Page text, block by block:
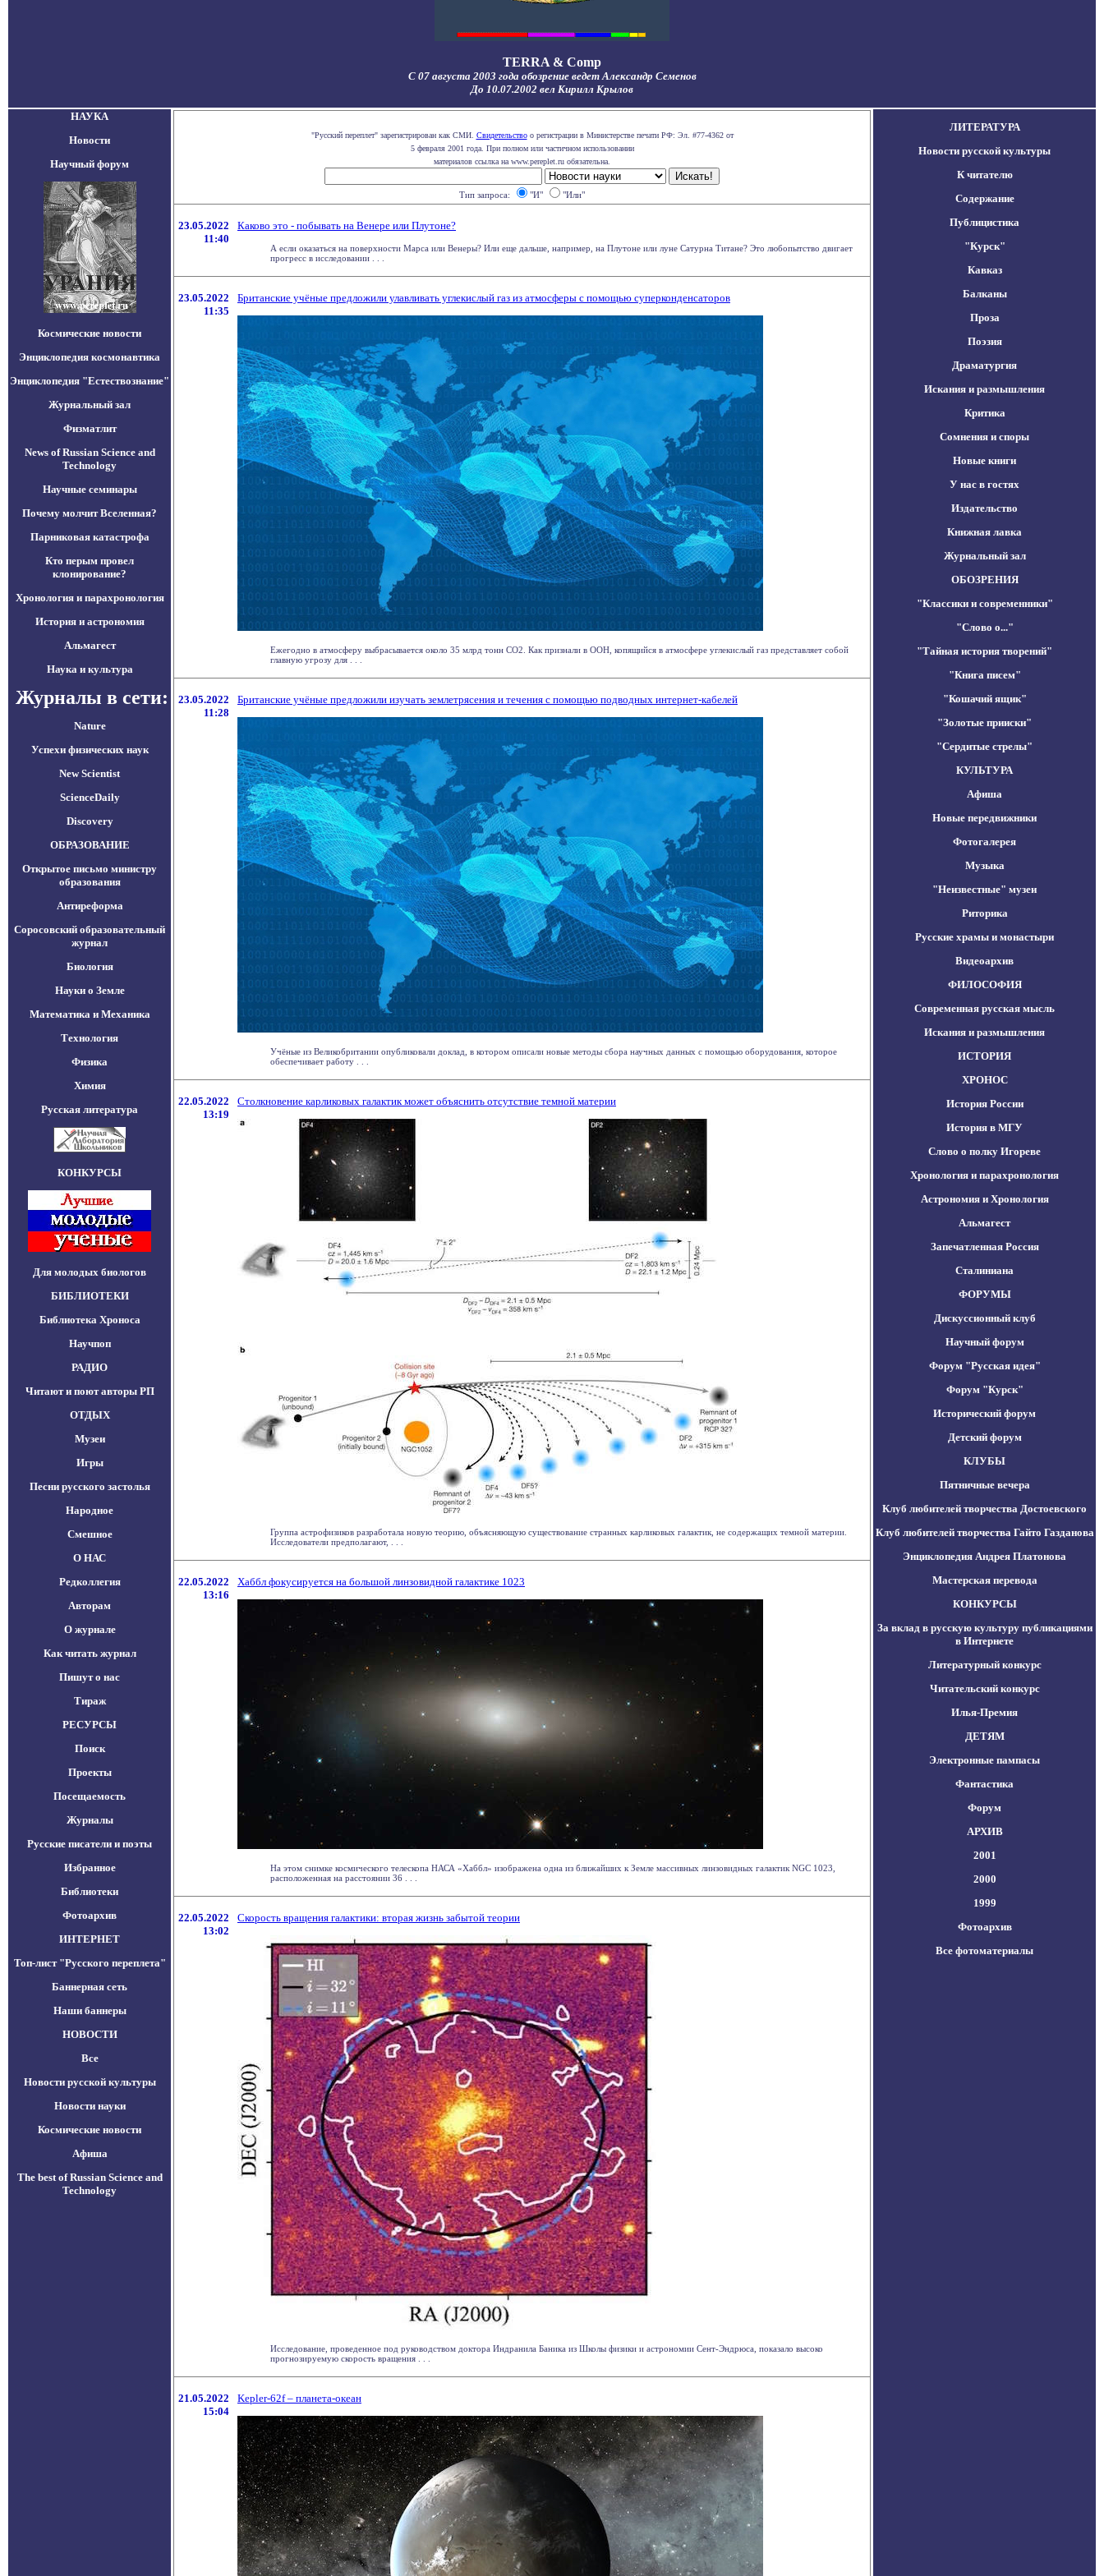
TERRA & Comp
С 07 августа 2003 года обозрение ведет Александр Семенов
До 10.07.2002 вел Кирилл Крылов
НАУКА
Новости
Научный форум
Космические новости
Энциклопедия космонавтика
Энциклопедия "Естествознание"
Журнальный зал
Физматлит
News of Russian Science and
Technology
Научные семинары
Почему молчит Вселенная?
Парниковая катастрофа
Кто перым провел
клонирование?
Хронология и парахронология
История и астрономия
Альмагест
Наука и культура
Журналы в сети:
Nature
Успехи физических наук
New Scientist
ScienceDaily
Discovery
ОБРАЗОВАНИЕ
Открытое письмо министру
образования
Антиреформа
Соросовский образовательный
журнал
Биология
Науки о Земле
Математика и Механика
Технология
Физика
Химия
Русская литература
КОНКУРСЫ
Для молодых биологов
БИБЛИОТЕКИ
Библиотека Хроноса
Научпоп
РАДИО
Читают и поют авторы РП
ОТДЫХ
Музеи
Игры
Песни русского застолья
Народное
Смешное
О НАС
Редколлегия
Авторам
О журнале
Как читать журнал
Пишут о нас
Тираж
РЕСУРСЫ
Поиск
Проекты
Посещаемость
Журналы
Русские писатели и поэты
Избранное
Библиотеки
Фотоархив
ИНТЕРНЕТ
Топ-лист "Русского переплета"
Баннерная сеть
Наши баннеры
НОВОСТИ
Все
Новости русской культуры
Новости науки
Космические новости
Афиша
The best of Russian Science and
Technology
"Русский переплет" зарегистрирован как СМИ. Свидетельствоо регистрации в Министерстве печати РФ: Эл. #77-4362 от
5 февраля 2001 года. При полном или частичном использовании
материалов ссылка на www.pereplet.ru обязательна.
Тип запроса: "И" "Или"
23.05.2022
11:40
Каково это - побывать на Венере или Плутоне?
А если оказаться на поверхности Марса или Венеры? Или еще дальше, например, на Плутоне или луне Сатурна Титане? Это любопытство двигает
прогресс в исследовании . . .
23.05.2022
11:35
Британские учёные предложили улавливать углекислый газ из атмосферы с помощью суперконденсаторов
Ежегодно в атмосферу выбрасывается около 35 млрд тонн CO2. Как признали в ООН, копящийся в атмосфере углекислый газ представляет собой
главную угрозу для . . .
23.05.2022
11:28
Британские учёные предложили изучать землетрясения и течения с помощью подводных интернет-кабелей
Учёные из Великобритании опубликовали доклад, в котором описали новые методы сбора научных данных с помощью оборудования, которое
обеспечивает работу . . .
22.05.2022
13:19
Столкновение карликовых галактик может объяснить отсутствие темной материи
Группа астрофизиков разработала новую теорию, объясняющую существование странных карликовых галактик, не содержащих темной материи.
Исследователи предполагают, . . .
22.05.2022
13:16
Хаббл фокусируется на большой линзовидной галактике 1023
На этом снимке космического телескопа НАСА «Хаббл» изображена одна из ближайших к Земле массивных линзовидных галактик NGC 1023,
расположенная на расстоянии 36 . . .
22.05.2022
13:02
Скорость вращения галактики: вторая жизнь забытой теории
Исследование, проведенное под руководством доктора Индранила Баника из Школы физики и астрономии Сент-Эндрюса, показало высоко
прогнозируемую скорость вращения . . .
21.05.2022
15:04
Kepler-62f – планета-океан
ЛИТЕРАТУРА
Новости русской культуры
К читателю
Содержание
Публицистика
"Курск"
Кавказ
Балканы
Проза
Поэзия
Драматургия
Искания и размышления
Критика
Сомнения и споры
Новые книги
У нас в гостях
Издательство
Книжная лавка
Журнальный зал
ОБОЗРЕНИЯ
"Классики и современники"
"Слово о..."
"Тайная история творений"
"Книга писем"
"Кошачий ящик"
"Золотые прииски"
"Сердитые стрелы"
КУЛЬТУРА
Афиша
Новые передвижники
Фотогалерея
Музыка
"Неизвестные" музеи
Риторика
Русские храмы и монастыри
Видеоархив
ФИЛОСОФИЯ
Современная русская мысль
Искания и размышления
ИСТОРИЯ
ХРОНОС
История России
История в МГУ
Слово о полку Игореве
Хронология и парахронология
Астрономия и Хронология
Альмагест
Запечатленная Россия
Сталиниана
ФОРУМЫ
Дискуссионный клуб
Научный форум
Форум "Русская идея"
Форум "Курск"
Исторический форум
Детский форум
КЛУБЫ
Пятничные вечера
Клуб любителей творчества Достоевского
Клуб любителей творчества Гайто Газданова
Энциклопедия Андрея Платонова
Мастерская перевода
КОНКУРСЫ
За вклад в русскую культуру публикациями
в Интернете
Литературный конкурс
Читательский конкурс
Илья-Премия
ДЕТЯМ
Электронные пампасы
Фантастика
Форум
АРХИВ
2001
2000
1999
Фотоархив
Все фотоматериалы